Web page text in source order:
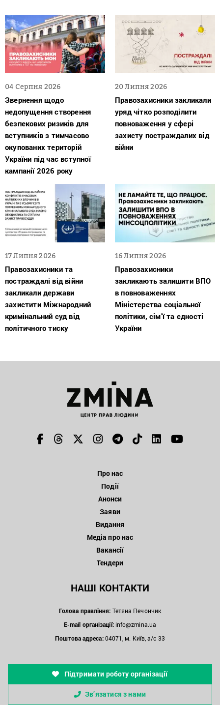
04 Серпня 2026
Звернення щодо
недопущення створення
безпекових ризиків для
вступників з тимчасово
окупованих територій
України під час вступної
кампанії 2026 року
20 Липня 2026
Правозахисники закликали
уряд чітко розподілити
повноваження у сфері
захисту постраждалих від
війни
17 Липня 2026
Правозахисники та
постраждалі від війни
закликали держави
захистити Міжнародний
кримінальний суд від
політичного тиску
16 Липня 2026
Правозахисники
закликають залишити ВПО
в повноваженнях
Міністерства соціальної
політики, сім’ї та єдності
України
Про нас
Події
Анонси
Заяви
Видання
Медіа про нас
Вакансії
Тендери
НАШІ КОНТАКТИ
Голова правління: Тетяна Печончик
E-mail організації: info@zmina.ua
Поштова адреса:04071, м. Київ, а/с 33
Підтримати роботу організації
Зв’язатися з нами